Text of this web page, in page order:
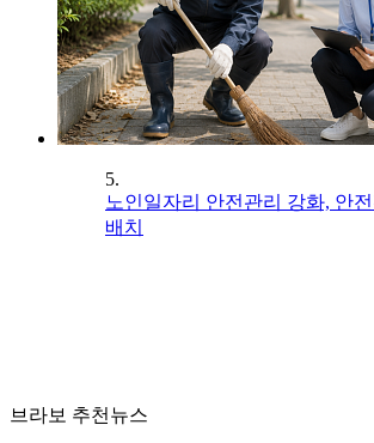
5.
노인일자리 안전관리 강화, 안
배치
브라보 추천뉴스